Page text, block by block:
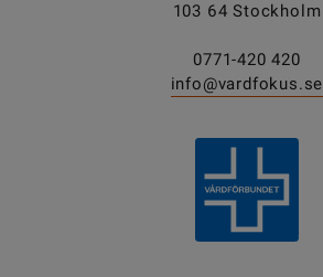
103 64 Stockholm
0771-420 420
info@vardfokus.se